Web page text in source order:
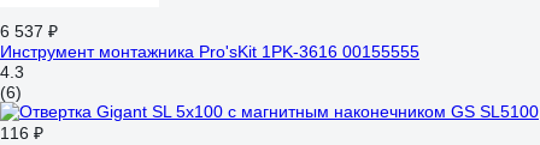
6 537 ₽
Инструмент монтажника Pro'sKit 1PK-3616 00155555
4.3
(6)
116 ₽